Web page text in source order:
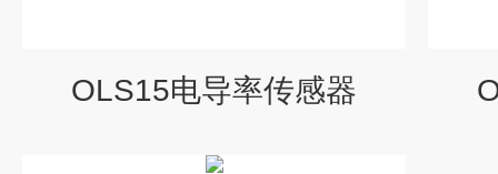
OLS15电导率传感器